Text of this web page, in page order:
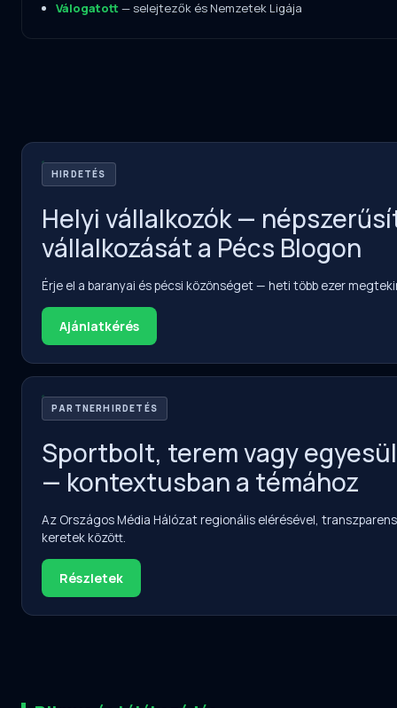
Válogatott — selejtezők és Nemzetek Ligája
HIRDETÉS
Helyi vállalkozók —
vállalkozását a Pécs Blogon
Érje el a baranyai és pécsi közönséget — heti több ezer
Ajánlatkérés
PARTNERHIRDETÉS
Sportbolt, terem vagy
— kontextusban a témához
Az Országos Média Hálózat regionális elérésével, transzparens
keretek között.
Részletek